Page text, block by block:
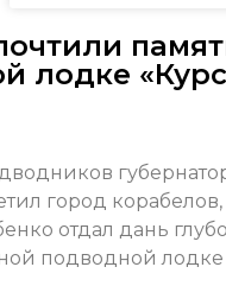
лодке
город корабелов,
отдал дань
подводной лодке